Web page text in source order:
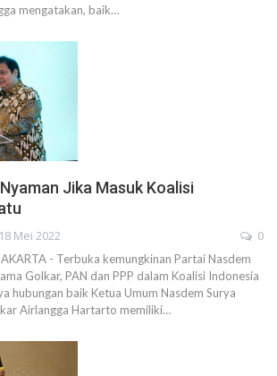
mengatakan, baik…
Jika Masuk Koalisi
18 Mei 2022 0
- Terbuka kemungkinan Partai Nasdem
Golkar, PAN dan PPP dalam Koalisi Indonesia
hubungan baik Ketua Umum Nasdem Surya
Airlangga Hartarto memiliki…